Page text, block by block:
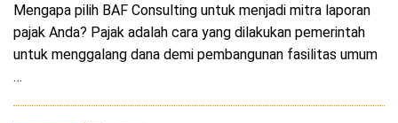
Mengapa pilih BAF Consulting untuk menjadi mitra laporan
pajak Anda? Pajak adalah cara yang dilakukan pemerintah
untuk menggalang dana demi pembangunan fasilitas umum
…